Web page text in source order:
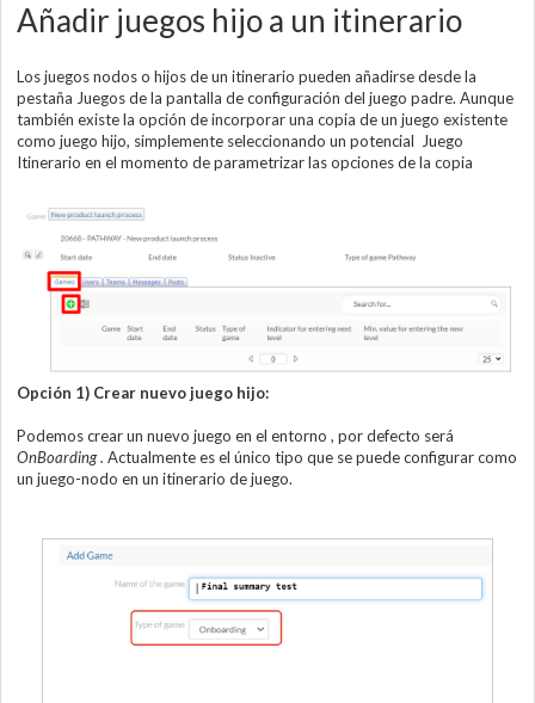
Añadir juegos hijo a un itinerario
Los juegos nodos o hijos de un itinerario pueden añadirse desde la
pestaña Juegos de la pantalla de configuración del juego padre. Aunque
también existe la opción de incorporar una copia de un juego existente
como juego hijo, simplemente seleccionando un potencial Juego
Itinerario en el momento de parametrizar las opciones de la copia
Opción 1) Crear nuevo juego hijo:
Podemos crear un nuevo juego en el entorno , por defecto será
OnBoarding . Actualmente es el único tipo que se puede configurar como
un juego-nodo en un itinerario de juego.